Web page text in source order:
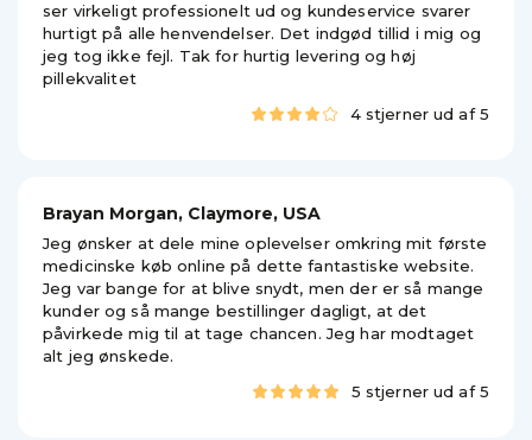
ser virkeligt professionelt ud og kundeservice svarer
hurtigt på alle henvendelser. Det indgød tillid i mig og
jeg tog ikke fejl. Tak for hurtig levering og høj
pillekvalitet
4 stjerner ud af 5
Brayan Morgan, Claymore, USA
Jeg ønsker at dele mine oplevelser omkring mit første
medicinske køb online på dette fantastiske website.
Jeg var bange for at blive snydt, men der er så mange
kunder og så mange bestillinger dagligt, at det
påvirkede mig til at tage chancen. Jeg har modtaget
alt jeg ønskede.
5 stjerner ud af 5